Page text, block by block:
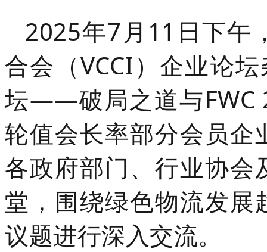
2025年7月11日下午
合会（VCCI）企业论
坛——破局之道与FWC
轮值会长率部分会员企
各政府部门、行业协
堂，围绕绿色物流发
议题进行深入交流。